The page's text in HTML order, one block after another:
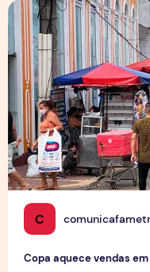
C
Copa aquece vendas
Copa aquece vendas